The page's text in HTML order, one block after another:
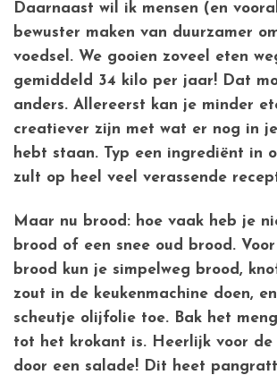
Daarnaast wil ik mensen (en
bewuster maken van duurzamer
voedsel. We gooien zoveel eten
gemiddeld 34 kilo per jaar! Dat
anders. Allereerst kan je minder
creatiever zijn met wat er nog in
hebt staan. Typ een ingrediënt in
zult op heel veel verassende
Maar nu brood: hoe vaak heb je
brood of een snee oud brood.
brood kun je simpelweg brood,
zout in de keukenmachine doen,
scheutje olijfolie toe. Bak het
tot het krokant is. Heerlijk voor de
door een salade! Dit heet